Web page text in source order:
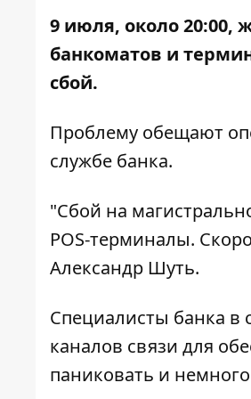
9 июля, около 20:00,
банкоматов и
сбой.
Проблему обещают
службе банка.
"Сбой на
POS-терминалы.
Александр Шуть.
Специалисты банка
каналов связи для
паниковать и